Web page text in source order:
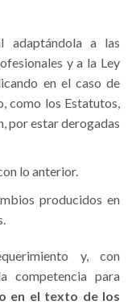
adaptándola a las
y a la Ley
en el caso de
como los Estatutos,
por estar derogadas
lo anterior.
producidos en
y, con
competencia para
en el texto de los